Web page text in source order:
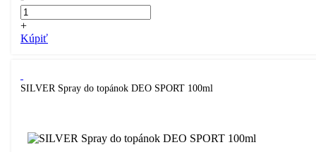
+
Kúpiť
SILVER Spray do topánok DEO SPORT 100ml